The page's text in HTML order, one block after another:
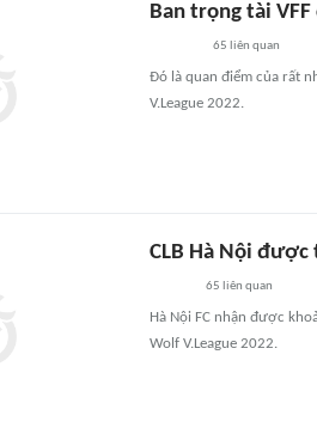
Ban trọng tài
65 liên quan
Đó là quan điểm của rất
V.League 2022.
CLB Hà Nội
65 liên quan
Hà Nội FC nhận được
Wolf V.League 2022.